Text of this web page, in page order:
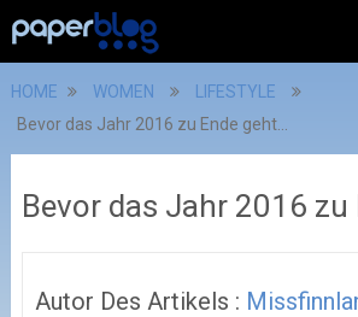
HOME WOMEN
LIFESTYLE
Bevor das Jahr 2016 zu Ende geht…
Bevor das Jahr 2016 zu
Autor Des Artikels :